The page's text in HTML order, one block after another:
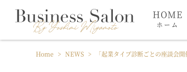
HOME
ホーム
Home > NEWS > 「起業タイプ診断ごとの座談会開